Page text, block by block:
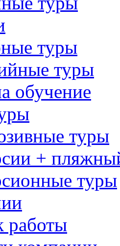
туры
туры
обучение
туры
+
туры
работы